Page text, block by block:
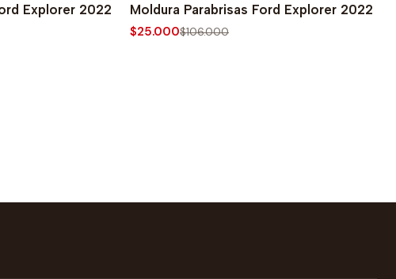
Explorer 2022
Moldura Parabrisas Ford Explorer 2022
$25.000$106.000